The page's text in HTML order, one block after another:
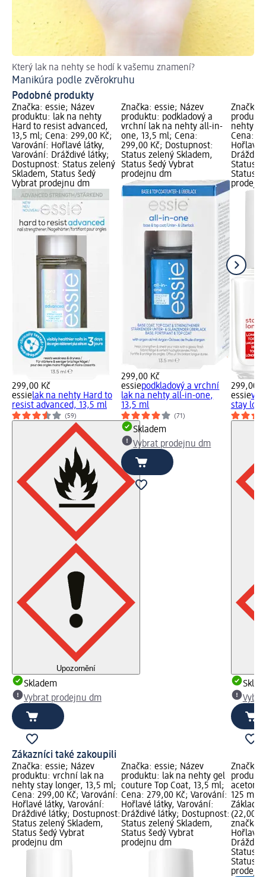
Který lak na nehty se hodí k vašemu znamení?
Manikúra podle zvěrokruhu
Podobné produkty
Značka: essie; Název
produktu: lak na nehty
Hard to resist advanced,
13,5 ml; Cena: 299,00 Kč;
Varování: Hořlavé látky,
Varování: Dráždivé látky;
Dostupnost: Status zelený
Skladem, Status šedý
Vybrat prodejnu dm
299,00 Kč
essielak na nehty Hard to
resist advanced, 13,5 ml
(59)
Upozornění
Skladem
Vybrat prodejnu dm
Značka: essie; Název
produktu: podkladový a
vrchní lak na nehty all-in-
one, 13,5 ml; Cena:
299,00 Kč; Dostupnost:
Status zelený Skladem,
Status šedý Vybrat
prodejnu dm
299,00 Kč
essiepodkladový a vrchní
lak na nehty all-in-one,
13,5 ml
(71)
Skladem
Vybrat prodejnu dm
Značka:
nehty
Cena:
Hořlavé
Status
Status
299,00
essie
stay
Zákazníci také zakoupili
Značka: essie; Název
produktu: vrchní lak na
nehty stay longer, 13,5 ml;
Cena: 299,00 Kč; Varování:
Hořlavé látky, Varování:
Dráždivé látky; Dostupnost:
Status zelený Skladem,
Status šedý Vybrat
prodejnu dm
Značka: essie; Název
produktu: lak na nehty gel
couture Top Coat, 13,5 ml;
Cena: 279,00 Kč; Varování:
Hořlavé látky, Varování:
Dráždivé látky; Dostupnost:
Status zelený Skladem,
Status šedý Vybrat
prodejnu dm
Značka:
125 ml;
(22,00
značka
Hořlavé
Status
Status